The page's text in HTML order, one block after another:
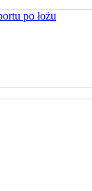
po łożu